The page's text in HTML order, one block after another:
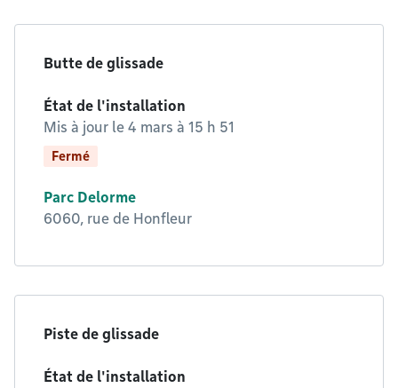
Butte de glissade
État de l'installation
Mis à jour le 4 mars à 15 h 51
Fermé
Parc Delorme
6060, rue de Honfleur
Piste de glissade
État de l'installation